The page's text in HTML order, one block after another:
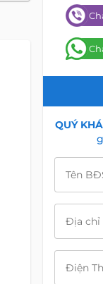
QUÝ
Tên
Địa chỉ
Điện